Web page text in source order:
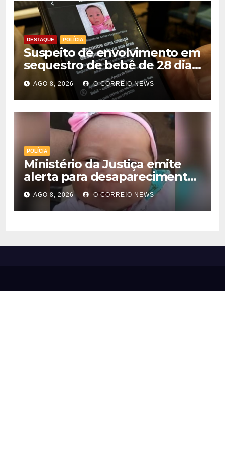
DESTAQUE POLÍCIA
Suspeito de envolvimento em
sequestro de bebê de 28 dias
é preso na Capital
AGO 8, 2026 O CORREIO NEWS
POLÍCIA
Ministério da Justiça emite
alerta para desaparecimento
de bebê de 28 dias em MS;
polícia apura suposto
sequestro
AGO 8, 2026 O CORREIO NEWS